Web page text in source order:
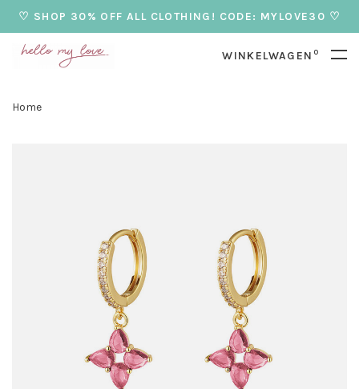
♡ SHOP 30% OFF ALL CLOTHING! CODE: MYLOVE30 ♡
WINKELWAGEN 0
Home